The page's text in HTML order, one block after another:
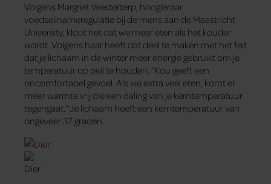
Volgens Margriet Westerterp, hoogleraar
voedselinameregulatie bij de mens aan de Maastricht
University, klopt het dat we meer eten als het kouder
wordt. Volgens haar heeft dat deel te maken met het feit
dat je lichaam in de winter meer energie gebruikt om je
temperatuur op peil te houden. “Kou geeft een
oncomfortabel gevoel. Als we extra veel eten, komt er
meer warmte vrij die een daling van je kerntemperatuur
tegengaat.” Je lichaam heeft een kerntemperatuur van
ongeveer 37 graden.